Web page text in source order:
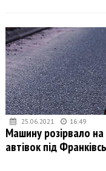
25.06.2021 16:49
Машину розірвало на
автівок під